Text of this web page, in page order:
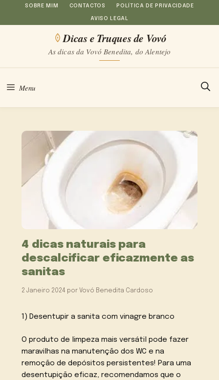
Saltar
para
conteúdo
SOBRE MIM CONTACTOS POLÍTICA DE PRIVACIDADE
AVISO LEGAL
Dicas e Truques de Vovó
As dicas da Vovó Benedita, do Alentejo
Menu
4 dicas naturais para
descalcificar eficazmente as
sanitas
2 Janeiro 2024 por Vovó Benedita Cardoso
1) Desentupir a sanita com vinagre branco
O produto de limpeza mais versátil pode fazer
maravilhas na manutenção dos WC e na
remoção de depósitos persistentes! Para uma
desentupição eficaz, recomendamos que o